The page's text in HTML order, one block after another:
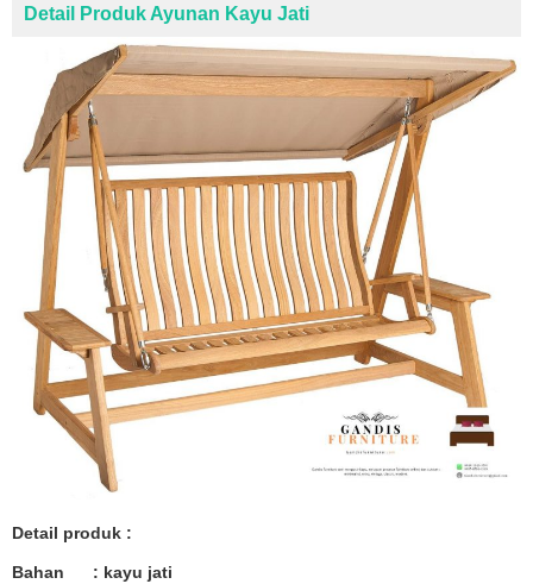
Detail Produk Ayunan Kayu Jati
Detail produk :
Bahan : kayu jati